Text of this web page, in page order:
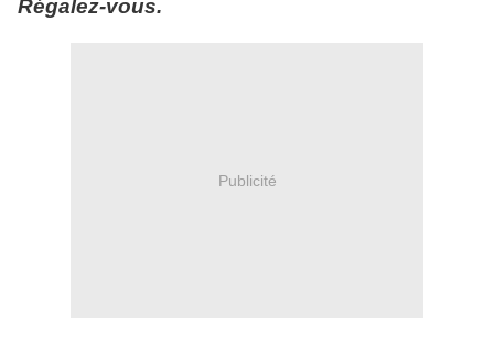
Régalez-vous.
Publicité